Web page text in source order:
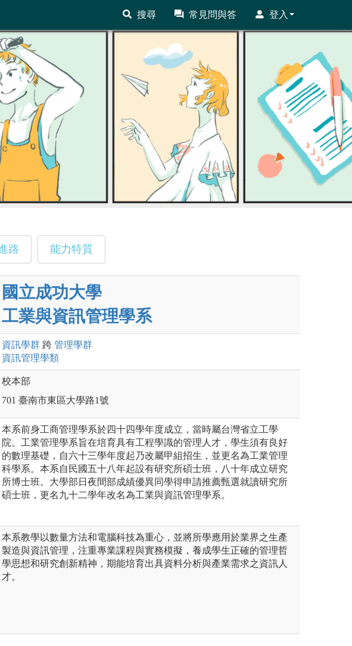
搜尋 常見問與答 登入
路 能力特質
國立成功大學
工業與資訊管理學系
資訊學群 跨 管理學群
資訊管理學類
校本部
701 臺南市東區大學路1號
本系前身工商管理學系於四十四學年度成立，當時屬台灣省立工學
院。工業管理學系旨在培育具有工程學識的管理人才，學生須有良好
的數理基礎，自六十三學年度起乃改屬甲組招生，並更名為工業管理
科學系。本系自民國五十八年起設有研究所碩士班，八十年成立研究
所博士班。大學部日夜間部成績優異同學得申請推薦甄選就讀研究所
碩士班，更名九十二學年改名為工業與資訊管理學系。
本系教學以數量方法和電腦科技為重心，並將所學應用於業界之生產
製造與資訊管理，注重專業課程與實務模擬，養成學生正確的管理哲
學思想和研究創新精神，期能培育出具資料分析與產業需求之資訊人
才。